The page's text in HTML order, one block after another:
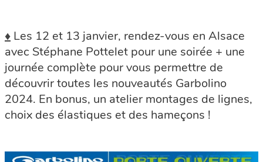
♦ Les 12 et 13 janvier, rendez-vous en Alsace
avec Stéphane Pottelet pour une soirée + une
journée complète pour vous permettre de
découvrir toutes les nouveautés Garbolino
2024. En bonus, un atelier montages de lignes,
choix des élastiques et des hameçons !